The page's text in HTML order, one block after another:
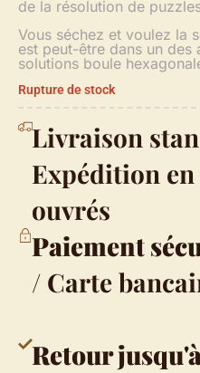
de la résolution de
Vous séchez et voulez la
est peut-être dans un des
solutions boule
Rupture de stock
Livraison
Expédition en
ouvrés
Paiement
/ Carte
Retour jusqu'à